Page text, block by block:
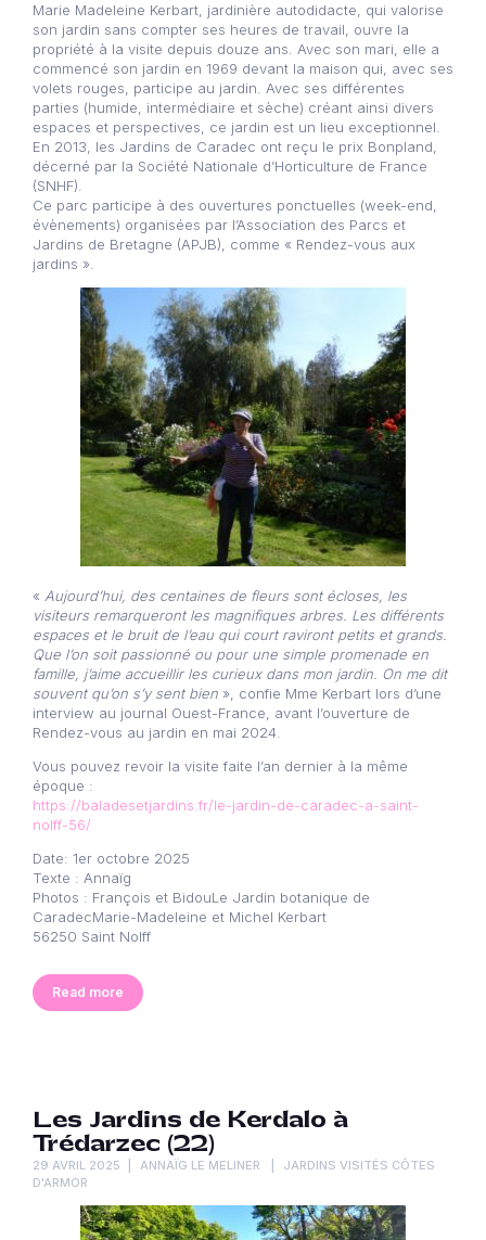
Marie Madeleine Kerbart, jardinière autodidacte, qui valorise
son jardin sans compter ses heures de travail, ouvre la
propriété à la visite depuis douze ans. Avec son mari, elle a
commencé son jardin en 1969 devant la maison qui, avec ses
volets rouges, participe au jardin. Avec ses différentes
parties (humide, intermédiaire et sèche) créant ainsi divers
espaces et perspectives, ce jardin est un lieu exceptionnel.
En 2013, les Jardins de Caradec ont reçu le prix Bonpland,
décerné par la Société Nationale d’Horticulture de France
(SNHF).
Ce parc participe à des ouvertures ponctuelles (week-end,
évènements) organisées par l’Association des Parcs et
Jardins de Bretagne (APJB), comme « Rendez-vous aux
jardins ».
« Aujourd’hui, des centaines de fleurs sont écloses, les
visiteurs remarqueront les magnifiques arbres. Les différents
espaces et le bruit de l’eau qui court raviront petits et grands.
Que l’on soit passionné ou pour une simple promenade en
famille, j’aime accueillir les curieux dans mon jardin. On me dit
souvent qu’on s’y sent bien », confie Mme Kerbart lors d’une
interview au journal Ouest-France, avant l’ouverture de
Rendez-vous au jardin en mai 2024.
Vous pouvez revoir la visite faite l’an dernier à la même
époque :
https://baladesetjardins.fr/le-jardin-de-caradec-a-saint-
nolff-56/
Date: 1er octobre 2025
Texte : Annaïg
Photos : François et BidouLe Jardin botanique de
CaradecMarie-Madeleine et Michel Kerbart
56250 Saint Nolff
Read more
Les Jardins de Kerdalo à
Trédarzec (22)
29 AVRIL 2025 ANNAÏG LE MELINER
JARDINS VISITÉS CÔTES
D'ARMOR